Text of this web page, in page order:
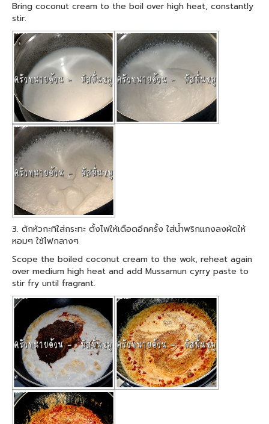
Bring coconut cream to the boil over high heat, constantly
stir.
3. ตักหัวกะทิใส่กระทะ ตั้งไฟให้เดือดอีกครั้ง ใส่น้ำพริกแกงลงผัดให้
หอมๆ ใช้ไฟกลางๆ
Scope the boiled coconut cream to the wok, reheat again
over medium high heat and add Mussamun cyrry paste to
stir fry until fragrant.